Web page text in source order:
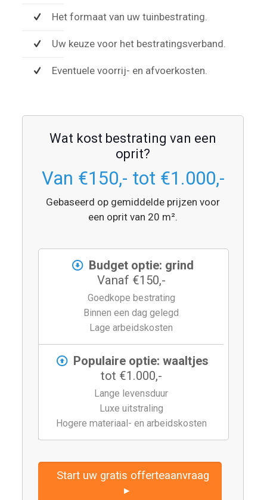
Het formaat van uw tuinbestrating.
Uw keuze voor het bestratingsverband.
Eventuele voorrij- en afvoerkosten.
Wat kost bestrating van een
oprit?
Van €150,- tot €1.000,-
Gebaseerd op gemiddelde prijzen voor
een oprit van 20 m².
Budget optie: grind
Vanaf €150,-
Goedkope bestrating
Binnen een dag gelegd
Lage arbeidskosten
Populaire optie: waaltjes
tot €1.000,-
Lange levensduur
Luxe uitstraling
Hogere materiaal- en arbeidskosten
Start uw gratis offerteaanvraag
▸